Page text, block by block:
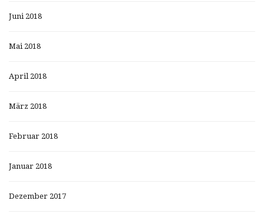
Juni 2018
Mai 2018
April 2018
März 2018
Februar 2018
Januar 2018
Dezember 2017